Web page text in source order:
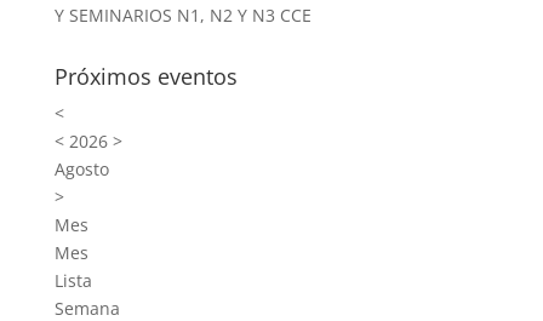
Y SEMINARIOS N1, N2 Y N3 CCE
Próximos eventos
<
<2026 >
Agosto
>
Mes
Mes
Lista
Semana